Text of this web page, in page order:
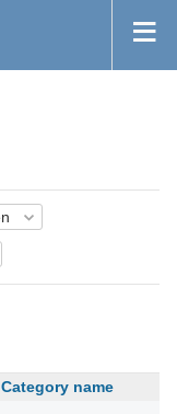
Category name